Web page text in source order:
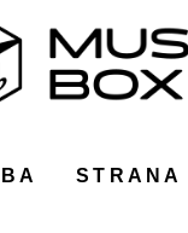
STRANA